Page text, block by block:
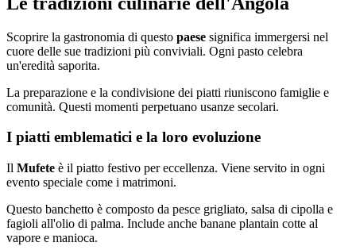
Scoprire la gastronomia di questo paese significa immergersi nel
cuore delle sue tradizioni più conviviali. Ogni pasto celebra
un'eredità saporita.
La preparazione e la condivisione dei piatti riuniscono famiglie e
comunità. Questi momenti perpetuano usanze secolari.
I piatti emblematici e la loro evoluzione
Il Mufete è il piatto festivo per eccellenza. Viene servito in ogni
evento speciale come i matrimoni.
Questo banchetto è composto da pesce grigliato, salsa di cipolla e
fagioli all'olio di palma. Include anche banane plantain cotte al
vapore e manioca.